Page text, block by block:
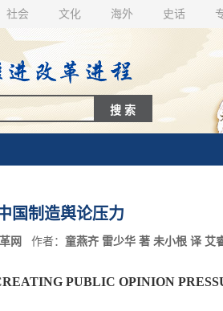
社会 文化 海外 史话
国制造舆论压力
网 作者： 童燕齐 雷少华 著 未小根 译 艾
PUBLIC OPINION